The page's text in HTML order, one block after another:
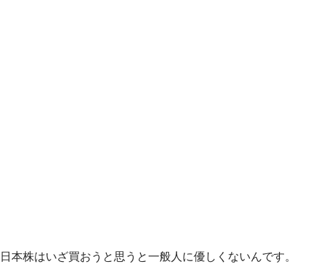
日本株はいざ買おうと思うと一般人に優しくないんです。